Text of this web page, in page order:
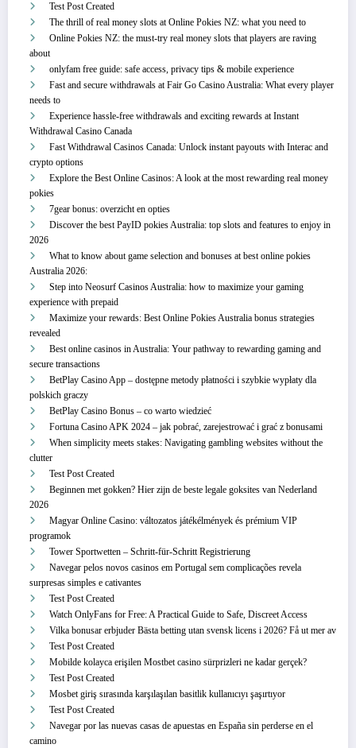
Test Post Created
The thrill of real money slots at Online Pokies NZ: what you need to
Online Pokies NZ: the must-try real money slots that players are raving
about
onlyfam free guide: safe access, privacy tips & mobile experience
Fast and secure withdrawals at Fair Go Casino Australia: What every player
needs to
Experience hassle-free withdrawals and exciting rewards at Instant
Withdrawal Casino Canada
Fast Withdrawal Casinos Canada: Unlock instant payouts with Interac and
crypto options
Explore the Best Online Casinos: A look at the most rewarding real money
pokies
7gear bonus: overzicht en opties
Discover the best PayID pokies Australia: top slots and features to enjoy in
2026
What to know about game selection and bonuses at best online pokies
Australia 2026:
Step into Neosurf Casinos Australia: how to maximize your gaming
experience with prepaid
Maximize your rewards: Best Online Pokies Australia bonus strategies
revealed
Best online casinos in Australia: Your pathway to rewarding gaming and
secure transactions
BetPlay Casino App – dostępne metody płatności i szybkie wypłaty dla
polskich graczy
BetPlay Casino Bonus – co warto wiedzieć
Fortuna Casino APK 2024 – jak pobrać, zarejestrować i grać z bonusami
When simplicity meets stakes: Navigating gambling websites without the
clutter
Test Post Created
Beginnen met gokken? Hier zijn de beste legale goksites van Nederland
2026
Magyar Online Casino: változatos játékélmények és prémium VIP
programok
Tower Sportwetten – Schritt‑für‑Schritt Registrierung
Navegar pelos novos casinos em Portugal sem complicações revela
surpresas simples e cativantes
Test Post Created
Watch OnlyFans for Free: A Practical Guide to Safe, Discreet Access
Vilka bonusar erbjuder Bästa betting utan svensk licens i 2026? Få ut mer av
Test Post Created
Mobilde kolayca erişilen Mostbet casino sürprizleri ne kadar gerçek?
Test Post Created
Mosbet giriş sırasında karşılaşılan basitlik kullanıcıyı şaşırtıyor
Test Post Created
Navegar por las nuevas casas de apuestas en España sin perderse en el
camino